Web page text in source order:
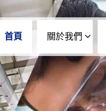
首頁 關於我們